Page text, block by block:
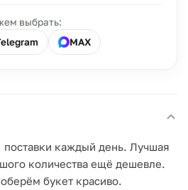
выбрать:
MAX
каждый день. Лучшая
количества ещё дешевле.
букет красиво.